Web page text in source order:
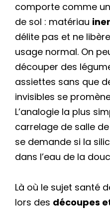
comporte comme
de sol : matériau
délite pas et ne
usage normal. On
découper des
assiettes sans que
invisibles se
L’analogie la plus
carrelage de salle
se demande si la
dans l’eau de la
Là où le sujet santé
lors des découpes